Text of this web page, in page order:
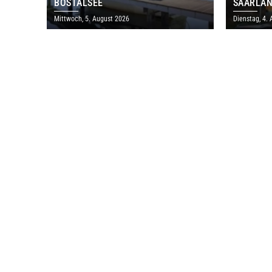
BOSTALSEE
Mittwoch, 5. August 2026
IM JULI
Dienstag, 4.